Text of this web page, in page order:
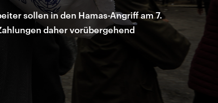
sollen in den Hamas-Angriff am 7.
daher vorübergehend